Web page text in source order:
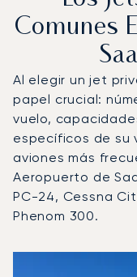
Comunes
Al elegir un jet
papel crucial:
vuelo,
específicos de su
aviones más
Aeropuerto de
PC-24, Cessna
Phenom 300.